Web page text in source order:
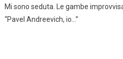
Mi sono seduta. Le gambe
“Pavel Andreevich, io…”